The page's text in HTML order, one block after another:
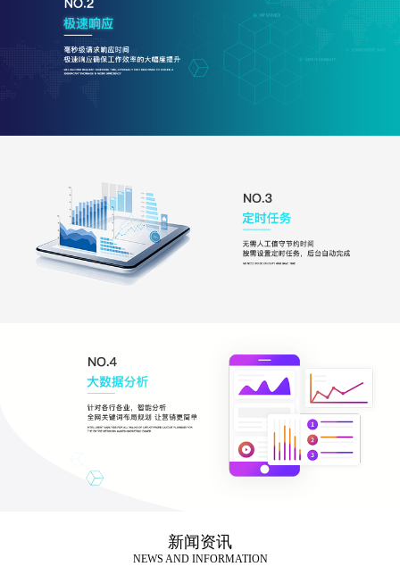
新闻资讯
NEWS AND INFORMATION